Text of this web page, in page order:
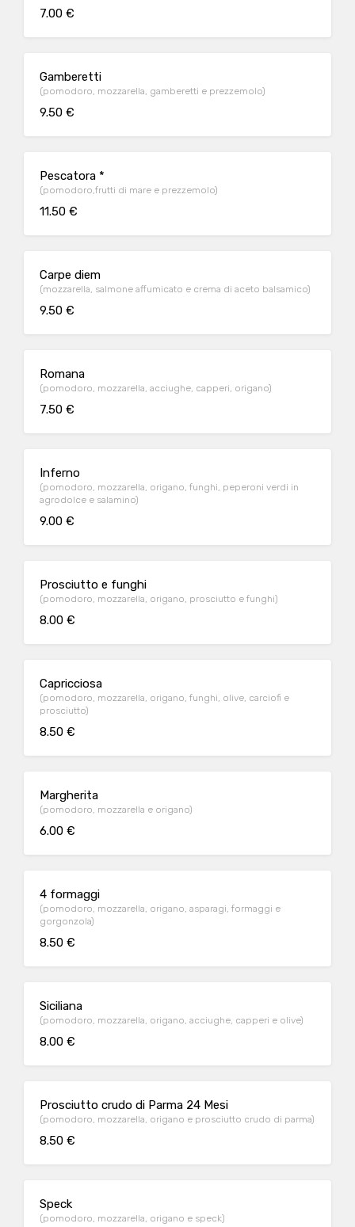
7.00 €
Gamberetti
(pomodoro, mozzarella, gamberetti e prezzemolo)
9.50 €
Pescatora *
(pomodoro,frutti di mare e prezzemolo)
11.50 €
Carpe diem
(mozzarella, salmone affumicato e crema di aceto balsamico)
9.50 €
Romana
(pomodoro, mozzarella, acciughe, capperi, origano)
7.50 €
Inferno
(pomodoro, mozzarella, origano, funghi, peperoni verdi in
agrodolce e salamino)
9.00 €
Prosciutto e funghi
(pomodoro, mozzarella, origano, prosciutto e funghi)
8.00 €
Capricciosa
(pomodoro, mozzarella, origano, funghi, olive, carciofi e
prosciutto)
8.50 €
Margherita
(pomodoro, mozzarella e origano)
6.00 €
4 formaggi
(pomodoro, mozzarella, origano, asparagi, formaggi e
gorgonzola)
8.50 €
Siciliana
(pomodoro, mozzarella, origano, acciughe, capperi e olive)
8.00 €
Prosciutto crudo di Parma 24 Mesi
(pomodoro, mozzarella, origano e prosciutto crudo di parma)
8.50 €
Speck
(pomodoro, mozzarella, origano e speck)